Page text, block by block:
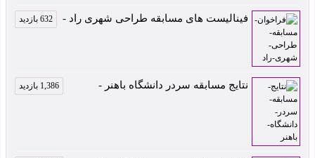
فینالیست های مسابقه طراحی شهری راد - 632 بازدید
نتایج مسابقه سردر دانشگاه باهنر - 1,386 بازدید